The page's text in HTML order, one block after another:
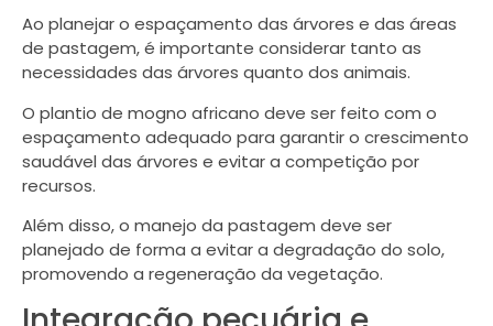
Ao planejar o espaçamento das árvores e das áreas
de pastagem, é importante considerar tanto as
necessidades das árvores quanto dos animais.
O plantio de mogno africano deve ser feito com o
espaçamento adequado para garantir o crescimento
saudável das árvores e evitar a competição por
recursos.
Além disso, o manejo da pastagem deve ser
planejado de forma a evitar a degradação do solo,
promovendo a regeneração da vegetação.